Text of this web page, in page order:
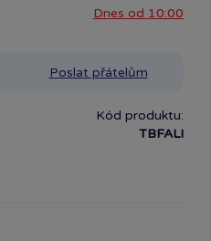
Dnes od 10:00
Poslat přátelům
Kód produktu:
TBFALI